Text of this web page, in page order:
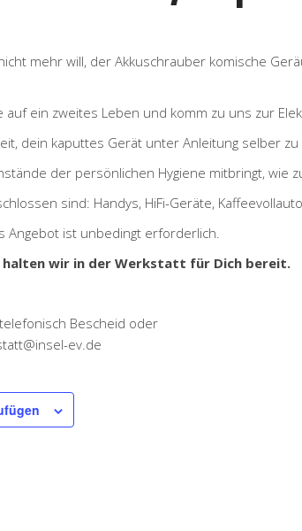
mehr will, der Akkuschrauber komische
auf ein zweites Leben und komm zu uns zur
dein kaputtes Gerät unter Anleitung selber
der persönlichen Hygiene mitbringt, wie
sind: Handys, HiFi-Geräte,
Angebot ist unbedingt erforderlich.
halten wir in der Werkstatt für Dich bereit.
Bescheid oder
ev.de